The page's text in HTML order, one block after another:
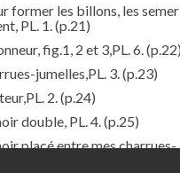
former les billons, les
PL. 1. (p.21)
fig.1, 2 et 3,PL. 6.
jumelles,PL. 3. (p.23)
2. (p.24)
double, PL. 4. (p.25)
placé entre mes charrues-